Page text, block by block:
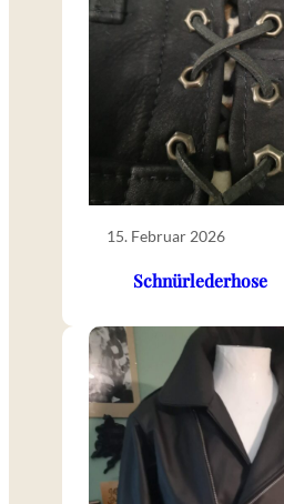
15. Februar 2026
Schnürlederhose